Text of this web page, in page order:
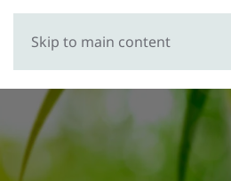
Skip to main content